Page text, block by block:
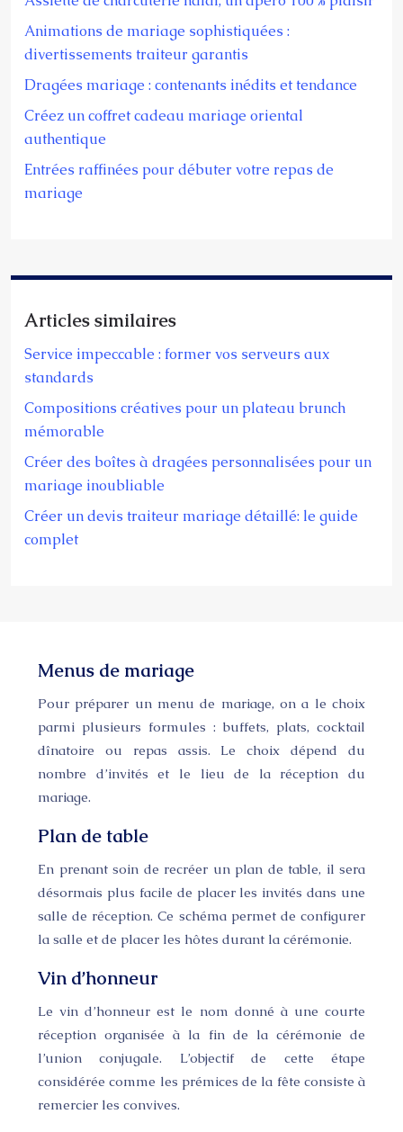
Animations de mariage sophistiquées :
divertissements traiteur garantis
Dragées mariage : contenants inédits et tendance
Créez un coffret cadeau mariage oriental
authentique
Entrées raffinées pour débuter votre repas de
mariage
Articles similaires
Service impeccable : former vos serveurs aux
standards
Compositions créatives pour un plateau brunch
mémorable
Créer des boîtes à dragées personnalisées pour un
mariage inoubliable
Créer un devis traiteur mariage détaillé: le guide
complet
Menus de mariage
Pour préparer un menu de mariage, on a le choix
parmi plusieurs formules : buffets, plats, cocktail
dînatoire ou repas assis. Le choix dépend du
nombre d’invités et le lieu de la réception du
mariage.
Plan de table
En prenant soin de recréer un plan de table, il sera
désormais plus facile de placer les invités dans une
salle de réception. Ce schéma permet de configurer
la salle et de placer les hôtes durant la cérémonie.
Vin d’honneur
Le vin d’honneur est le nom donné à une courte
réception organisée à la fin de la cérémonie de
l’union conjugale. L’objectif de cette étape
considérée comme les prémices de la fête consiste à
remercier les convives.